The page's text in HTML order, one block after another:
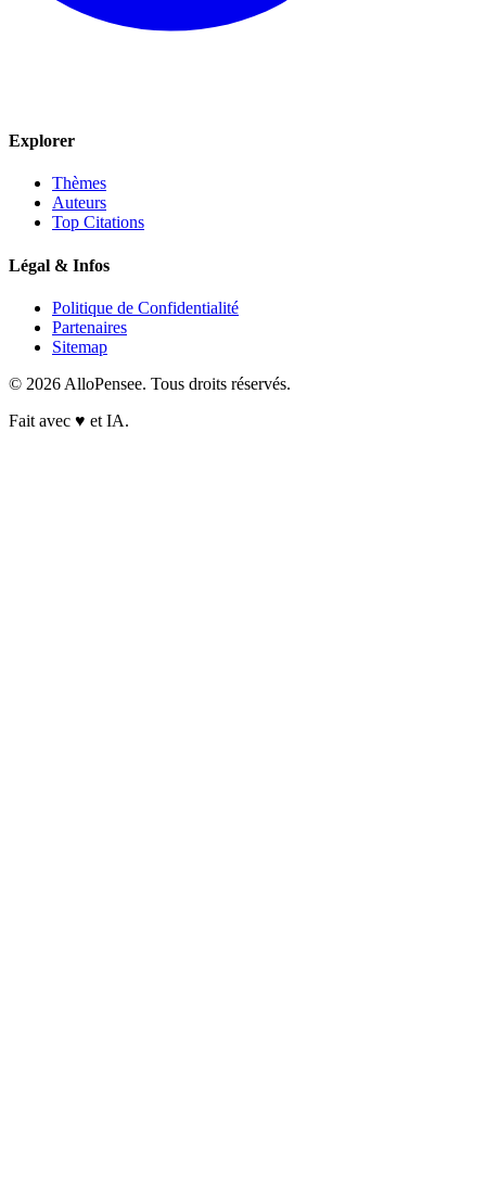
Explorer
Thèmes
Auteurs
Top Citations
Légal & Infos
Politique de Confidentialité
Partenaires
Sitemap
© 2026 AlloPensee. Tous droits réservés.
Fait avec ♥ et IA.